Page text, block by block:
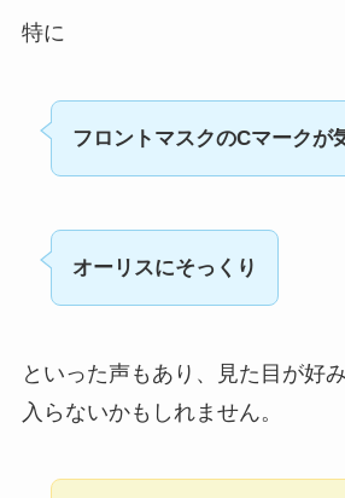
特に
フロントマスクのCマークが
オーリスにそっくり
といった声もあり、見た目が好
入らないかもしれません。